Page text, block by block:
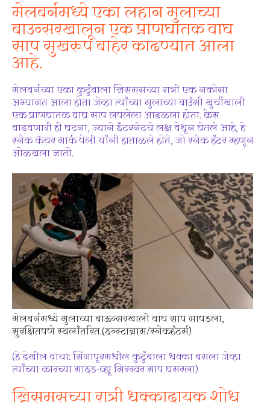
मेलबर्नमध्ये एका लहान मुलाच्या
बाउन्सरखालून एक प्राणघातक वाघ
साप सुखरूप बाहेर काढण्यात आला
आहे.
मेलबर्नच्या एका कुटुंबाला ख्रिसमसच्या रात्री एक नकोसा
अभ्यागत आला होता जेव्हा त्यांच्या मुलाच्या बाउंसी खुर्चीखाली
एक प्राणघातक वाघ साप लपलेला आढळला होता. केस
वाढवणारी ही घटना, ज्याने इंटरनेटचे लक्ष वेधून घेतले आहे, हे
स्नेक कॅचर मार्क पेली यांनी हाताळले होते, जो स्नेक हंटर म्हणून
ओळखला जातो.
मेलबर्नमध्ये मुलाच्या बाऊन्सरखाली वाघ साप सापडला,
सुरक्षितपणे स्थलांतरित.(इन्स्टाग्राम/स्नेकहंटर्स)
(हे देखील वाचा: सिंगापूरमधील कुटुंबाला धक्का बसला जेव्हा
त्यांच्या कारच्या साइड-व्ह्यू मिररवर साप घसरला)
ख्रिसमसच्या रात्री धक्कादायक शोध